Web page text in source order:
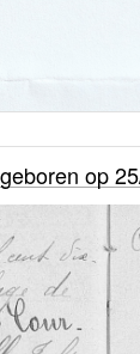
op